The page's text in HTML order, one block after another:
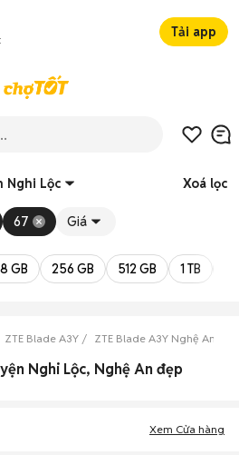
Tải app
Nghi Lộc Xoá lọc
67 Giá
GB 256 GB 512 GB 1 TB
ZTE Blade A3Y ZTE Blade A3Y Nghệ An
Nghi Lộc, Nghệ An đẹp
Xem Cửa hàng